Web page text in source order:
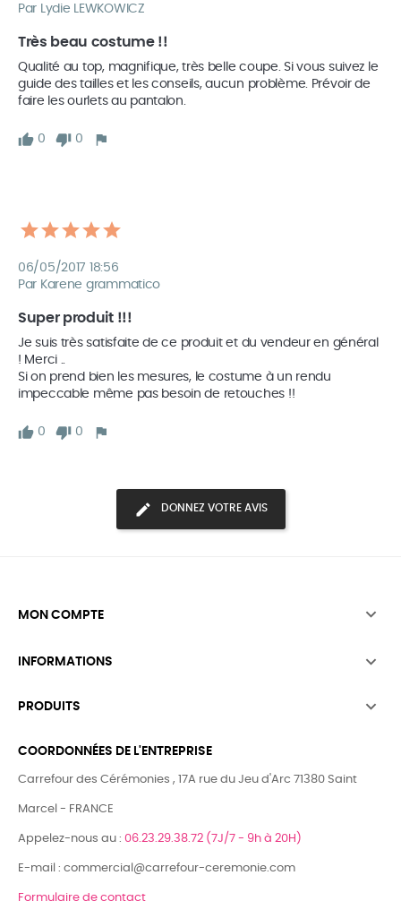
Par Lydie LEWKOWICZ
Très beau costume !!
Qualité au top, magnifique, très belle coupe. Si vous suivez le
guide des tailles et les conseils, aucun problème. Prévoir de
faire les ourlets au pantalon.
0 0
06/05/2017 18:56
Par Karene grammatico
Super produit !!!
Je suis très satisfaite de ce produit et du vendeur en général
! Merci ..
Si on prend bien les mesures, le costume à un rendu
impeccable même pas besoin de retouches !!
0 0
DONNEZ VOTRE AVIS
MON COMPTE 
INFORMATIONS 
PRODUITS 
COORDONNÉES DE L'ENTREPRISE
Carrefour des Cérémonies , 17A rue du Jeu d'Arc 71380 Saint
Marcel - FRANCE
Appelez-nous au : 06.23.29.38.72 (7J/7 - 9h à 20H)
E-mail : commercial@carrefour-ceremonie.com
Formulaire de contact